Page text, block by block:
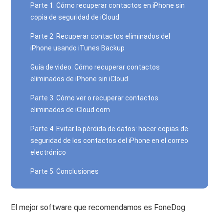
Parte 1. Cómo recuperar contactos en iPhone sin
copia de seguridad de iCloud
Parte 2. Recuperar contactos eliminados del
iPhone usando iTunes Backup
Guía de video: Cómo recuperar contactos
eliminados de iPhone sin iCloud
Parte 3. Cómo ver o recuperar contactos
eliminados de iCloud.com
Parte 4. Evitar la pérdida de datos: hacer copias de
seguridad de los contactos del iPhone en el correo
electrónico
Parte 5. Conclusiones
El mejor software que recomendamos es FoneDog